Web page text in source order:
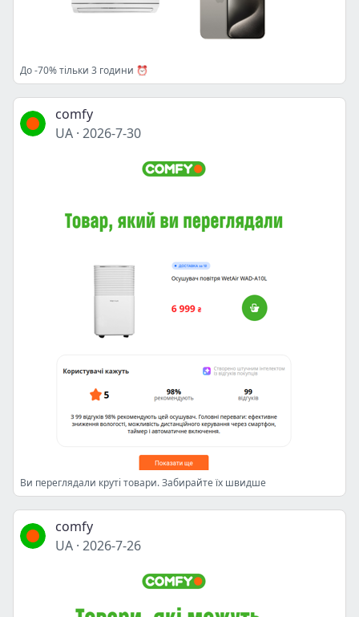
До -70% тільки 3 години ⏰
comfy
UA · 2026-7-30
Ви переглядали круті товари. Забирайте їх швидше
comfy
UA · 2026-7-26